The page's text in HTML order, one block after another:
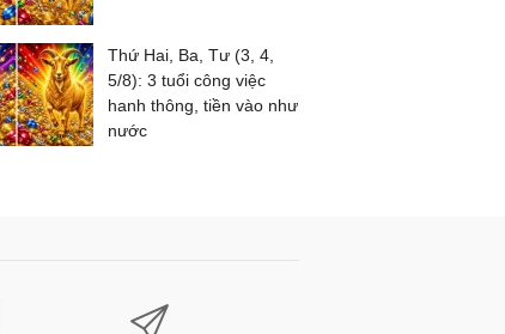
Thứ Hai, Ba, Tư (3, 4,
5/8): 3 tuổi công việc
hanh thông, tiền vào như
nước